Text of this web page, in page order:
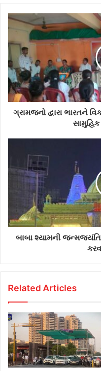
u
r
m
a
i
l
a
ગ્રામજનો દ્વારા ભારતને
સામુહિક
બાબા શ્યામની
Related Articles